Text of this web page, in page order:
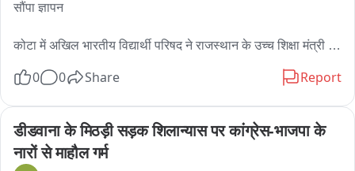
सौंपा ज्ञापन
कोटा में अखिल भारतीय विद्यार्थी परिषद ने राजस्थान के उच्च शिक्षा मंत्री
शिक्षा व्यवस्था में व्यापक सुधार की मांग उठाई। परिषद ने कहा कि वर्षों से
विकास के अवसरों से वंचित हैं। एबीवीपी ने सरकार से प्रतिवर्ष नियमित और
समयबद्ध छात्रसंघ चुनाव कराने की स्थायी व्यवस्था लागू करने की मांग की।
ज्ञापन में परिषद ने उच्च शिक्षा से जुड़ी कई अहम समस्याओं को भी उठाया।
0 0 Share Report
डीडवाना के मिठड़ी सड़क शिलान्यास पर कांग्रेस-भाजपा के
नारों से माहौल गर्म